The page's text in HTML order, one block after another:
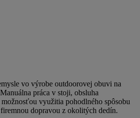
vo výrobe outdoorovej obuvi na
práca v stoji, obsluha
využitia pohodlného spôsobu
dopravou z okolitých dedín.